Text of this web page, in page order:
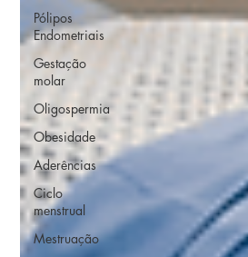
Pólipos
Endometriais
Gestação
molar
Oligospermia
Obesidade
Aderências
Ciclo
menstrual
Mestruação